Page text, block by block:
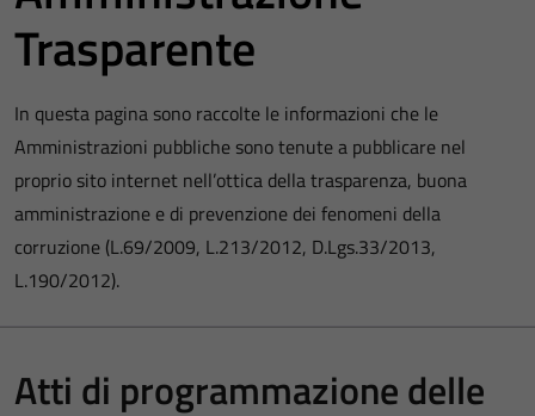
Trasparente
In questa pagina sono raccolte le informazioni che le
Amministrazioni pubbliche sono tenute a pubblicare nel
proprio sito internet nell’ottica della trasparenza, buona
amministrazione e di prevenzione dei fenomeni della
corruzione (L.69/2009, L.213/2012, D.Lgs.33/2013,
L.190/2012).
Atti di programmazione delle